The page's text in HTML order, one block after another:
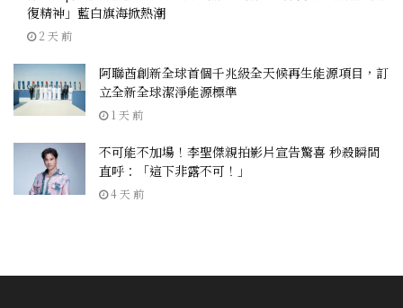
復精神」藍白旗海掀熱潮
2 天 前
阿聯酋創新全球首個千兆級全天候再生能源項目，訂
立全新全球潔淨能源標準
1 天 前
不可能不加場！李聖傑親拍影片宣告驚喜 秒殺瞬間
直呼：「這下非露不可！」
4 天 前